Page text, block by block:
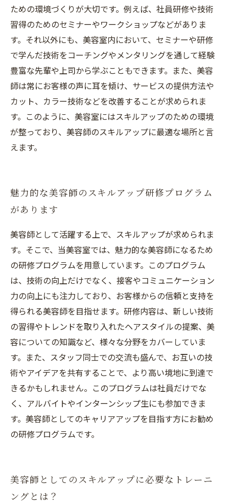
ための環境づくりが大切です。例えば、社員研修や技術
習得のためのセミナーやワークショップなどがありま
す。それ以外にも、美容室内において、セミナーや研修
で学んだ技術をコーチングやメンタリングを通して経験
豊富な先輩や上司から学ぶこともできます。また、美容
師は常にお客様の声に耳を傾け、サービスの提供方法や
カット、カラー技術などを改善することが求められま
す。このように、美容室にはスキルアップのための環境
が整っており、美容師のスキルアップに最適な場所と言
えます。
魅力的な美容師のスキルアップ研修プログラム
があります
美容師として活躍する上で、スキルアップが求められま
す。そこで、当美容室では、魅力的な美容師になるため
の研修プログラムを用意しています。このプログラム
は、技術の向上だけでなく、接客やコミュニケーション
力の向上にも注力しており、お客様からの信頼と支持を
得られる美容師を目指せます。研修内容は、新しい技術
の習得やトレンドを取り入れたヘアスタイルの提案、美
容についての知識など、様々な分野をカバーしていま
す。また、スタッフ同士での交流も盛んで、お互いの技
術やアイデアを共有することで、より高い境地に到達で
きるかもしれません。このプログラムは社員だけでな
く、アルバイトやインターンシップ生にも参加できま
す。美容師としてのキャリアアップを目指す方にお勧め
の研修プログラムです。
美容師としてのスキルアップに必要なトレーニ
ングとは？